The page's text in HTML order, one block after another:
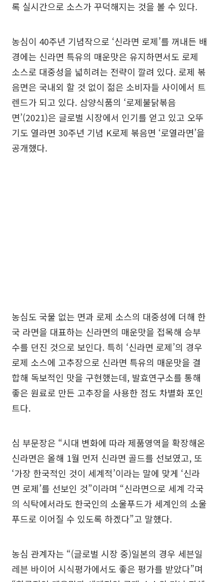
록 실시간으로 소스가 꾸덕해지는 것을 볼 수 있다.
농심이 40주년 기념작으로 ‘신라면 로제’를 꺼내든 배
경에는 신라면 특유의 매운맛은 유지하면서도 로제
소스로 대중성을 넓히려는 전략이 깔려 있다. 로제 볶
음면은 국내외 할 것 없이 젊은 소비자들 사이에서 트
렌드가 되고 있다. 삼양식품의 ‘로제불닭볶음
면’(2021)은 글로벌 시장에서 인기를 얻고 있고 오뚜
기도 열라면 30주년 기념 K로제 볶음면 ‘로열라면’을
공개했다.
농심도 국물 없는 면과 로제 소스의 대중성에 더해 한
국 라면을 대표하는 신라면의 매운맛을 접목해 승부
수를 던진 것으로 보인다. 특히 ‘신라면 로제’의 경우
로제 소스에 고추장으로 신라면 특유의 매운맛을 결
합해 독보적인 맛을 구현했는데, 발효연구소를 통해
좋은 원료로 만든 고추장을 사용한 점도 차별화 포인
트다.
심 부문장은 “시대 변화에 따라 제품영역을 확장해온
신라면은 올해 1월 먼저 신라면 골드를 선보였고, 또
‘가장 한국적인 것이 세계적’이라는 말에 맞게 ‘신라
면 로제’를 선보인 것”이라며 “신라면으로 세계 각국
의 식탁에서라도 한국인의 소울푸드가 세계인의 소울
푸드로 이어질 수 있도록 하겠다”고 말했다.
농심 관계자는 “(글로벌 시장 중)일본의 경우 세븐일
레븐 바이어 시식평가에서도 좋은 평가를 받았다”며